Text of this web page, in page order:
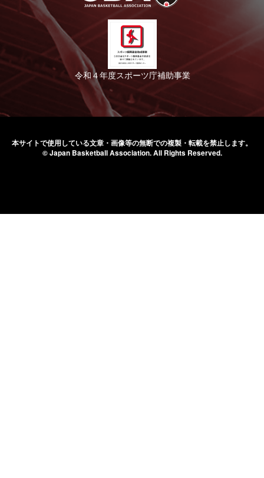
令和４年度スポーツ庁補助事業
本サイトで使用している文章・画像等の無断での複製・転載を禁止します。
© Japan Basketball Association.All Rights Reserved.